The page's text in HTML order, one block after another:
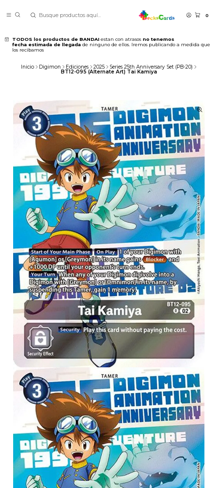
0
TODOS los productos de BANDAI estan con atrasos no tenemos
fecha estimada de llegada de ninguno de ellos. Iremos publicando a medida que
los recibamos
Inicio Digimon Ediciones 2025
Series 25th Anniversary Set (PB-20)
BT12-095 (Alternate Art) Tai Kamiya